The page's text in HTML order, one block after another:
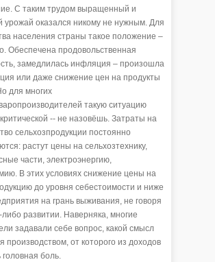
С таким трудом выращенный и
урожай оказался никому не нужным. Для
населения страны такое положение –
Обеспечена продовольственная
замедлилась инфляция – произошла
или даже снижение цен на продукты
для многих
такую ситуацию
-- не назовёшь. Затраты на
сельхозпродукции постоянно
растут цены на сельхозтехнику,
части, электроэнергию,
В этих условиях снижение цены на
до уровня себестоимости и ниже
на грань выживания, не говоря
либо развитии. Наверняка, многие
задавали себе вопрос, какой смысл
производством, от которого из доходов
боль.